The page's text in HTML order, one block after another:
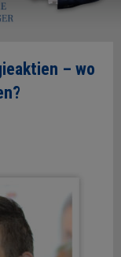
– wo